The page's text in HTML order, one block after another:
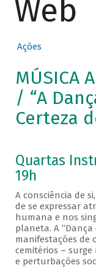
Web
Ações
MÚSICA
/ “A
Certeza
Quartas
19h
A consciência de
de se expressar
humana e nos
planeta. A
manifestações de
cemitérios – surge
e perturbações